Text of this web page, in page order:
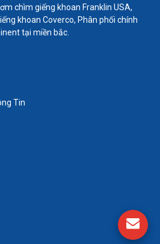
chìm giếng khoan Franklin USA,
khoan Coverco, Phân phối chính
tại miền bắc.
Tin